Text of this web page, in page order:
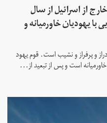
از اسرائیل از سال
با یهودیان خاورمیانه و
و پرفراز و نشیب است. قوم یهود
است و پس از تبعید از...